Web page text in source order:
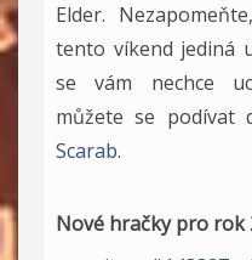
Elder.
tento víkend jediná
se vám nechce
můžete se podívat
Scarab.
Nové hračky pro rok